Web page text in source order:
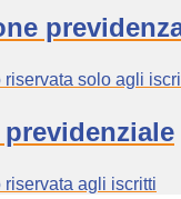
solo agli
agli iscritti